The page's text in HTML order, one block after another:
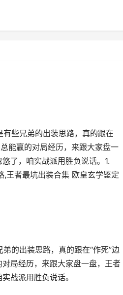
些兄弟的出装思路，真的跟在
能赢的对局经历，来跟大家盘一
了，咱实战派用胜负说话。1.
,王者最坑出装合集 欧皇玄学鉴定
的出装思路，真的跟在“作死”边
局经历，来跟大家盘一盘，王者
战派用胜负说话。